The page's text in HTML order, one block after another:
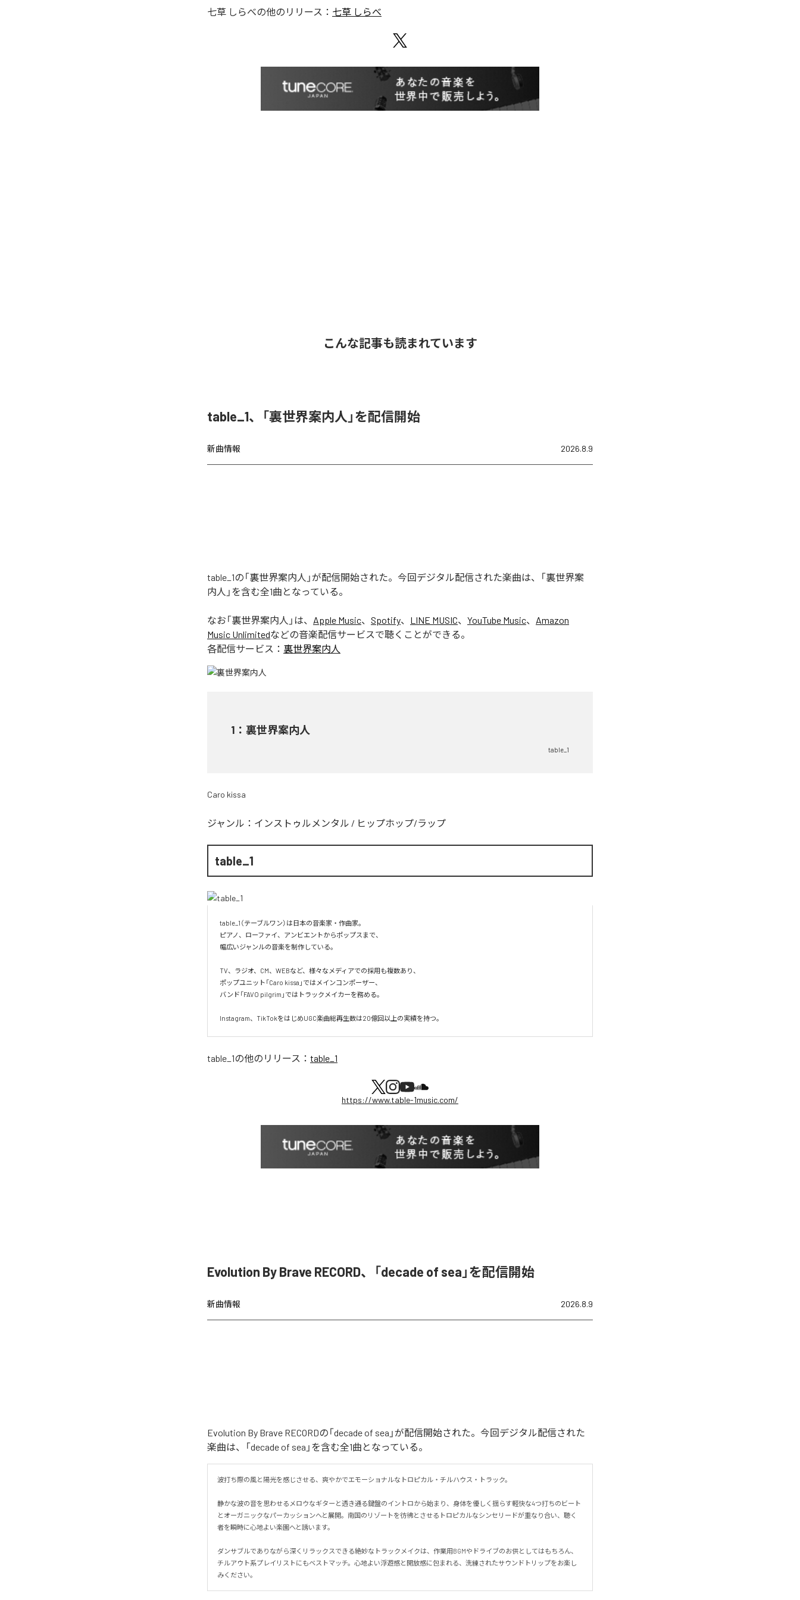
七草 しらべの他のリリース： 七草 しらべ
こんな記事も読まれています
table_1、「裏世界案内人」を配信開始
新曲情報 2026.8.9
table_1の「裏世界案内人」が配信開始された。今回デジタル配信された楽曲は、「裏世界案
内人」を含む全1曲となっている。
なお「裏世界案内人 」は、 Apple Music、 Spotify、 LINE MUSIC、 YouTube Music、 Amazon
Music Unlimitedなどの音楽配信サービスで聴くことができる。
各配信サービス： 裏世界案内人
1 ： 裏世界案内人
table_1
Caro kissa
ジャンル： インストゥルメンタル / ヒップホップ/ラップ
table_1
table_1（テーブルワン）は日本の音楽家・作曲家。
ピアノ、ローファイ、アンビエントからポップスまで、
幅広いジャンルの音楽を制作している。
TV、ラジオ、CM、WEBなど、様々なメディアでの採用も複数あり、
ポップユニット「Caro kissa」ではメインコンポーザー、
バンド「FAVO pilgrim」ではトラックメイカーを務める。
Instagram、TikTokをはじめUGC楽曲総再生数は20億回以上の実績を持つ。
table_1の他のリリース： table_1
https://www.table-1music.com/
Evolution By Brave RECORD、「decade of sea」を配信開始
新曲情報 2026.8.9
Evolution By Brave RECORDの「decade of sea」が配信開始された。今回デジタル配信された
楽曲は、「decade of sea」を含む全1曲となっている。
波打ち際の風と陽光を感じさせる、爽やかでエモーショナルなトロピカル・チルハウス・トラック。
静かな波の音を思わせるメロウなギターと透き通る鍵盤のイントロから始まり、身体を優しく揺らす軽快な4つ打ちのビート
とオーガニックなパーカッションへと展開。南国のリゾートを彷彿とさせるトロピカルなシンセリードが重なり合い、聴く
者を瞬時に心地よい楽園へと誘います。
ダンサブルでありながら深くリラックスできる絶妙なトラックメイクは、作業用BGMやドライブのお供としてはもちろん、
チルアウト系プレイリストにもベストマッチ。心地よい浮遊感と開放感に包まれる、洗練されたサウンドトリップをお楽し
みください。